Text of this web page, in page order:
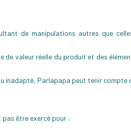
de manipulations autres que
valeur réelle du produit et des
Parlapapa peut tenir
être exercé pour :